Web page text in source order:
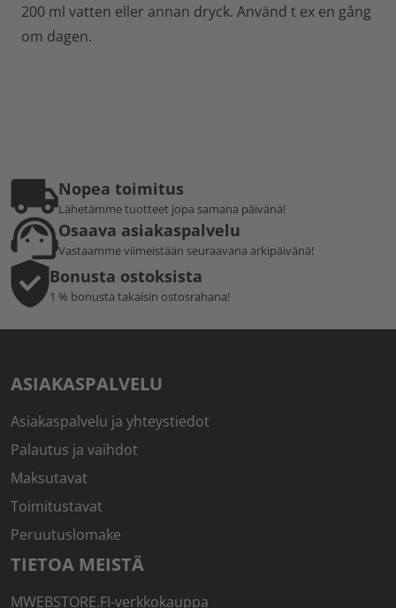
200 ml vatten eller annan dryck. Använd t ex en gång
om dagen.
Nopea toimitus
Lähetämme tuotteet jopa samana päivänä!
Osaava asiakaspalvelu
Vastaamme viimeistään seuraavana arkipäivänä!
Bonusta ostoksista
1 % bonusta takaisin ostosrahana!
ASIAKASPALVELU
Asiakaspalvelu ja yhteystiedot
Palautus ja vaihdot
Maksutavat
Toimitustavat
Peruutuslomake
TIETOA MEISTÄ
MWEBSTORE.FI-verkkokauppa